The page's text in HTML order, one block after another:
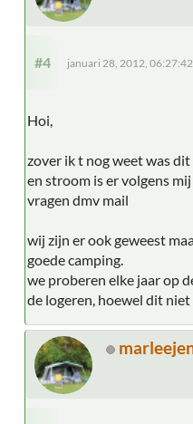
#4 januari 28, 2012,
Hoi,
zover ik t nog weet was
en stroom is er volgens
vragen dmv mail
wij zijn er ook geweest
goede camping.
we proberen elke jaar op
de logeren, hoewel dit